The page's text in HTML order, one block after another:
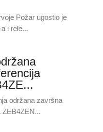
Požar ugostio je
i rele...
održana završna
ZEB4ZEN...